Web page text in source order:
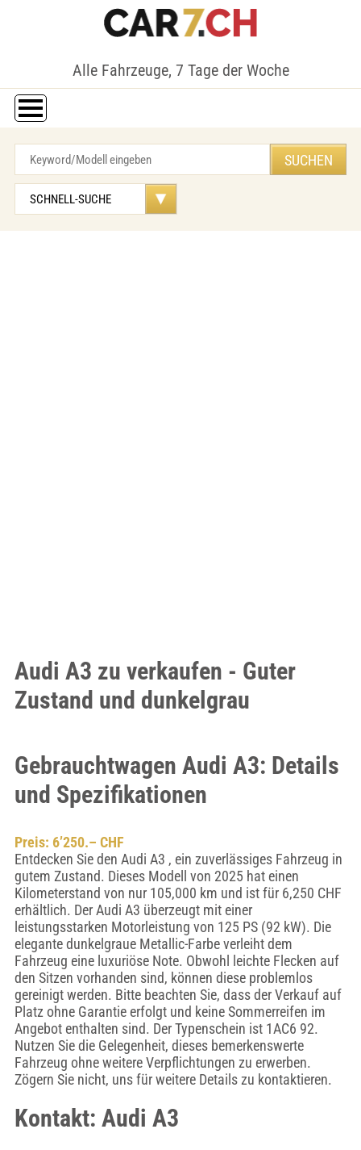
Alle Fahrzeuge, 7 Tage der Woche
Audi A3 zu verkaufen - Guter
Zustand und dunkelgrau
Gebrauchtwagen Audi A3: Details
und Spezifikationen
Preis: 6’250.– CHF
Entdecken Sie den Audi A3 , ein zuverlässiges Fahrzeug in
gutem Zustand. Dieses Modell von 2025 hat einen
Kilometerstand von nur 105,000 km und ist für 6,250 CHF
erhältlich. Der Audi A3 überzeugt mit einer
leistungsstarken Motorleistung von 125 PS (92 kW). Die
elegante dunkelgraue Metallic-Farbe verleiht dem
Fahrzeug eine luxuriöse Note. Obwohl leichte Flecken auf
den Sitzen vorhanden sind, können diese problemlos
gereinigt werden. Bitte beachten Sie, dass der Verkauf auf
Platz ohne Garantie erfolgt und keine Sommerreifen im
Angebot enthalten sind. Der Typenschein ist 1AC6 92.
Nutzen Sie die Gelegenheit, dieses bemerkenswerte
Fahrzeug ohne weitere Verpflichtungen zu erwerben.
Zögern Sie nicht, uns für weitere Details zu kontaktieren.
Kontakt: Audi A3